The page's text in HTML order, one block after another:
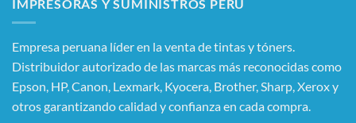
IMPRESORAS Y SUMINISTROS PERU
Empresa peruana líder en la venta de tintas y tóners.
Distribuidor autorizado de las marcas más reconocidas como
Epson, HP, Canon, Lexmark, Kyocera, Brother, Sharp, Xerox y
otros garantizando calidad y confianza en cada compra.